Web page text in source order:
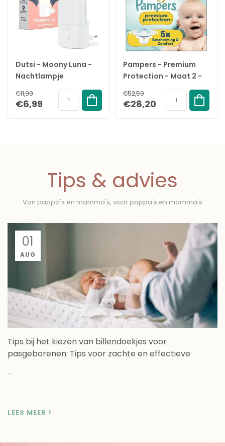
Dutsi - Moony Luna -
Nachtlampje
Stopcontact - 1 Stuk
€11,99
€6,99
Pampers - Premium
Protection - Maat 2 -
Maandbox - 124 Stuks
- 4-8 kg
€52,59
€28,20
Tips & advies
Van pappa's en mamma's, voor pappa's en mamma's
01
AUG
Tips bij het kiezen van billendoekjes voor
pasgeborenen: Tips voor zachte en effectieve
...
LEES MEER